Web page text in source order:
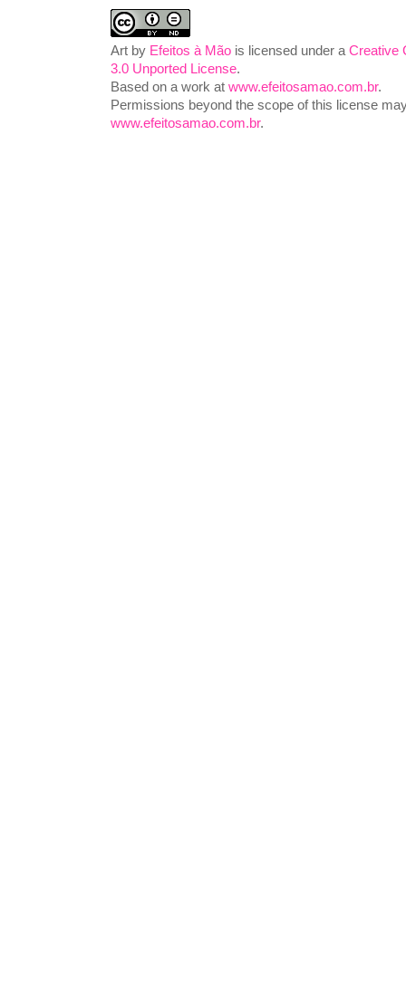
Art by Efeitos à Mão is licensed under a Creative
3.0 Unported License.
Based on a work at www.efeitosamao.com.br.
Permissions beyond the scope of this license
www.efeitosamao.com.br.